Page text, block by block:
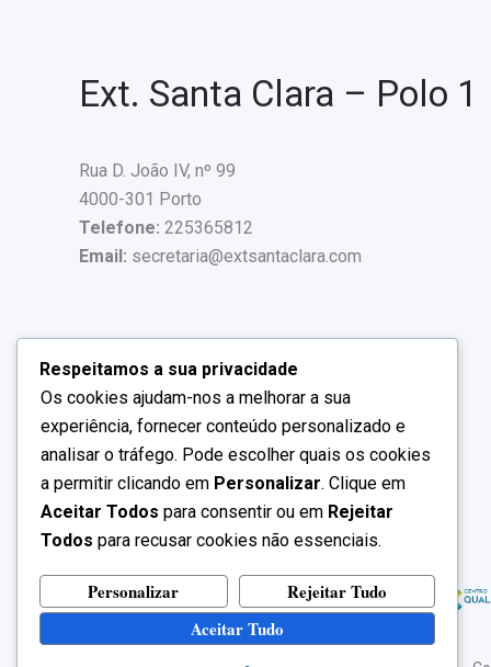
Ext. Santa Clara – Polo 1
Rua D. João IV, nº 99
4000-301 Porto
Telefone: 225365812
Email: secretaria@extsantaclara.com
Respeitamos a sua privacidade
Os cookies ajudam-nos a melhorar a sua
experiência, fornecer conteúdo personalizado e
analisar o tráfego. Pode escolher quais os cookies
a permitir clicando em Personalizar. Clique em
Aceitar Todos para consentir ou em Rejeitar
Todos para recusar cookies não essenciais.
Personalizar
Rejeitar Tudo
Aceitar Tudo